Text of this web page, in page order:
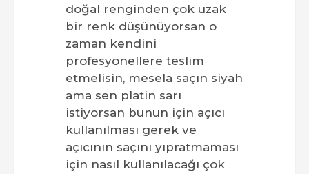
doğal renginden çok uzak
bir renk düşünüyorsan o
zaman kendini
profesyonellere teslim
etmelisin, mesela saçın siyah
ama sen platin sarı
istiyorsan bunun için açıcı
kullanılması gerek ve
açıcının saçını yıpratmaması
için nasıl kullanılacağı çok